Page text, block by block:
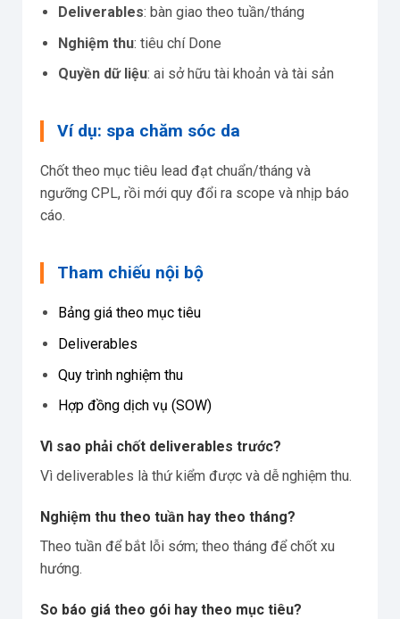
Deliverables: bàn giao theo tuần/tháng
Nghiệm thu: tiêu chí Done
Quyền dữ liệu: ai sở hữu tài khoản và tài sản
Ví dụ: spa chăm sóc da
Chốt theo mục tiêu lead đạt chuẩn/tháng và
ngưỡng CPL, rồi mới quy đổi ra scope và nhịp báo
cáo.
Tham chiếu nội bộ
Bảng giá theo mục tiêu
Deliverables
Quy trình nghiệm thu
Hợp đồng dịch vụ (SOW)
Vì sao phải chốt deliverables trước?
Vì deliverables là thứ kiểm được và dễ nghiệm thu.
Nghiệm thu theo tuần hay theo tháng?
Theo tuần để bắt lỗi sớm; theo tháng để chốt xu
hướng.
So báo giá theo gói hay theo mục tiêu?